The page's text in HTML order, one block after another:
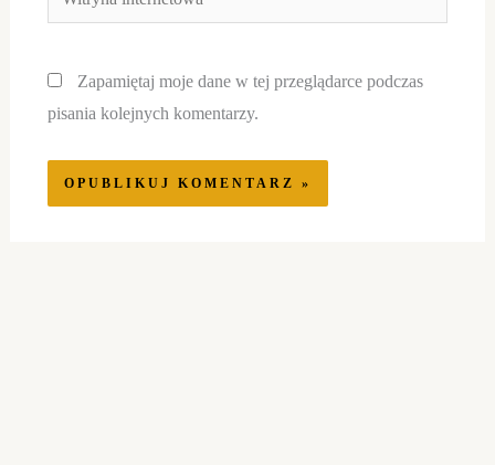
internetowa
Zapamiętaj moje dane w tej przeglądarce podczas
pisania kolejnych komentarzy.